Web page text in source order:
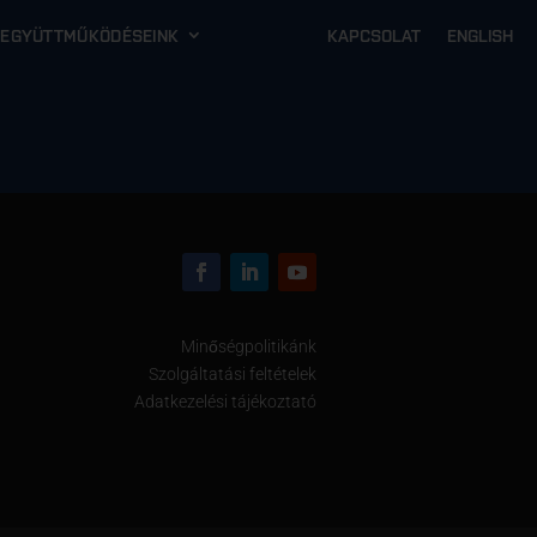
EGYÜTTMŰKÖDÉSEINK KAPCSOLAT ENGLISH
Minőségpolitikánk
Szolgáltatási feltételek
Adatkezelési tájékoztató